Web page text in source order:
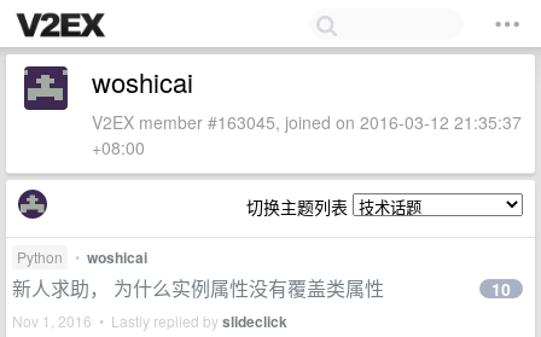
woshicai
V2EX member #163045, joined on 2016-03-12 21:35:37
+08:00
切换主题列表
Python • woshicai
新人求助， 为什么实例属性没有覆盖类属性
Nov 1, 2016 • Lastly replied byslideclick
10